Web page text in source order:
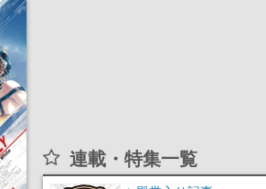
連載・特集一覧